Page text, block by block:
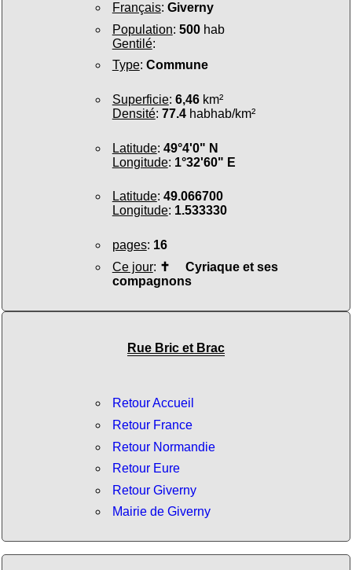
Français: Giverny
Population: 500hab
Gentilé:
Type: Commune
Superficie: 6,46km²
Densité: 77.4habhab/km²
Latitude: 49°4'0" N
Longitude: 1°32'60" E
Latitude: 49.066700
Longitude: 1.533330
pages: 16
Ce jour: ✝ Cyriaque et ses
compagnons
Rue Bric et Brac
Retour Accueil
Retour France
Retour Normandie
Retour Eure
Retour Giverny
Mairie de Giverny